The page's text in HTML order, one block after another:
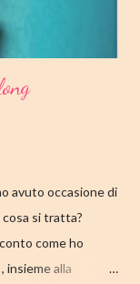
avuto occasione di
cosa si tratta?
come ho
insieme alla